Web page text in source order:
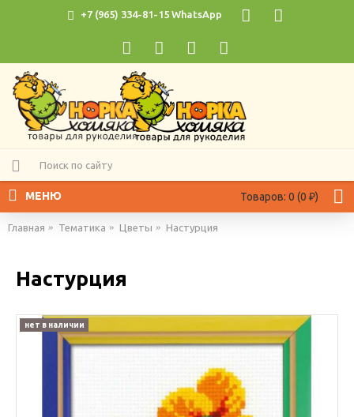
+7 (965) 334-81-15 WhatsApp
Товаров: 0 (0 ₽)
МЕНЮ
Главная Тематика Цветы Настурция
Настурция
нет в наличии